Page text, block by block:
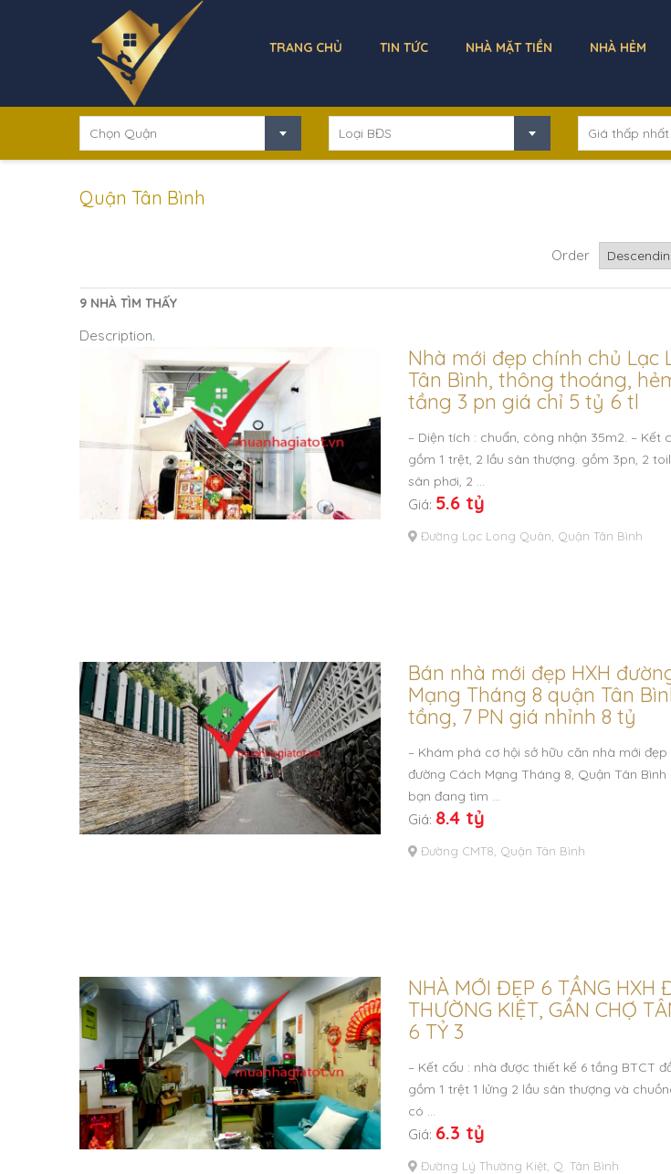
TRANG CHỦ TIN TỨC NHÀ MẶT TIỀN NHÀ HẺM
Quận Tân Bình
Chọn Quận Loại BĐS Giá thấp nhất
Order
Description.
9 NHÀ TÌM THẤY
Nhà mới đẹp chính chủ Lạc
Tân Bình, thông thoáng,
tầng 3 pn giá chỉ 5 tỷ 6 tl
– Diện tích : chuẩn, công nhận 35m2. – Kết
gồm 1 trệt, 2 lầu sân thượng. gồm 3pn, 2
sân phơi, 2 …
Giá: 5.6 tỷ
Đường Lạc Long Quân, Quận Tân Bình
Bán nhà mới đẹp HXH
Mạng Tháng 8 quận Tân
tầng, 7 PN giá nhỉnh 8 tỷ
– Khám phá cơ hội sở hữu căn nhà mới đẹp
đường Cách Mạng Tháng 8, Quận Tân
bạn đang tìm …
Giá: 8.4 tỷ
Đường CMT8, Quận Tân Bình
NHÀ MỚI ĐẸP 6 TẦNG HXH
THƯỜNG KIỆT, GẦN CHỢ
6 TỶ 3
– Kết cấu : nhà được thiết kế 6 tầng BTCT
gồm 1 trệt 1 lửng 2 lầu sân thượng và
có …
Giá: 6.3 tỷ
Đường Lý Thường Kiệt, Q. Tân Bình